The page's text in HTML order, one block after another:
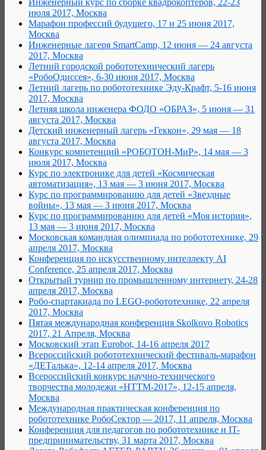
Инженерный курс по сборке квадрокоптеров, 22-23
июля 2017, Москва
Марафон профессий будущего, 17 и 25 июня 2017,
Москва
Инженерные лагеря SmartCamp, 12 июня — 24 августа
2017, Москва
Летний городской робототехнический лагерь
«РобоОдиссея», 6-30 июня 2017, Москва
Летний лагерь по робототехнике Эду-Крафт, 5-16 июня
2017, Москва
Летняя школа инженера ФОДО «ОБРАЗ», 5 июня — 31
августа 2017, Москва
Детский инженерный лагерь «Геккон», 29 мая — 18
августа 2017, Москва
Конкурс компетенций «РОБОТОН-МиР», 14 мая — 3
июля 2017, Москва
Курс по электронике для детей «Космическая
автоматизация», 13 мая — 3 июня 2017, Москва
Курс по программированию для детей «Звездные
войны», 13 мая — 3 июня 2017, Москва
Курс по программированию для детей «Моя история»,
13 мая — 3 июня 2017, Москва
Московская командная олимпиада по робототехнике, 29
апреля 2017, Москва
Конференция по искусственному интеллекту AI
Conference, 25 апреля 2017, Москва
Открытый турнир по промышленному интернету, 24-28
апреля 2017, Москва
Робо-спартакиада по LEGO-робототехнике, 22 апреля
2017, Москва
Пятая международная конференция Skolkovo Robotics
2017, 21 Апреля, Москва
Московский этап Eurobot, 14-16 апреля 2017
Всероссийский робототехнический фестиваль-марафон
«ДЕТалька», 12-14 апреля 2017, Москва
Всероссийский конкурс научно-технического
творчества молодежи «НТТМ-2017», 12-15 апреля,
Москва
Международная практическая конференция по
робототехнике РобоСектор — 2017, 11 апреля, Москва
Конференция для педагогов по робототехнике и IT-
предпринимательству, 31 марта 2017, Москва